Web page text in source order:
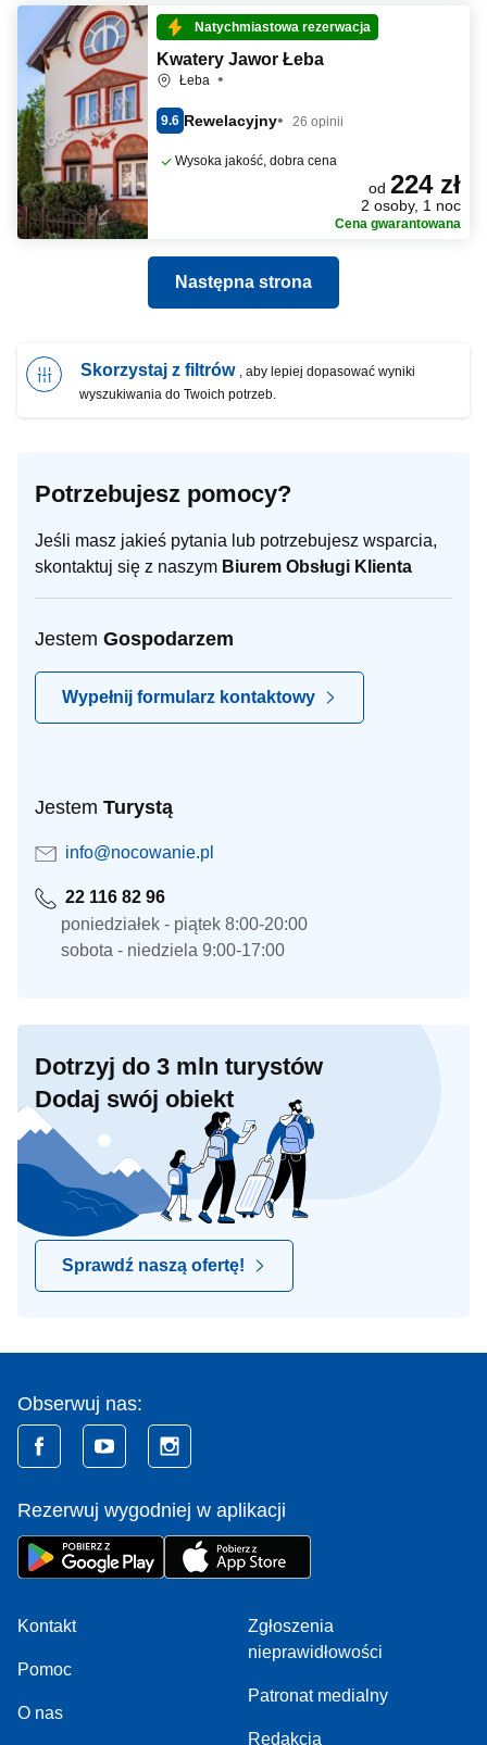
Natychmiastowa rezerwacja
Kwatery Jawor Łeba
Łeba
9.6 Rewelacyjny 26 opinii
Wysoka jakość, dobra cena
od 224 zł
2 osoby, 1 noc
Cena gwarantowana
Następna strona
Skorzystaj z filtrów , aby lepiej dopasować wyniki
wyszukiwania do Twoich potrzeb.
Potrzebujesz pomocy?
Jeśli masz jakieś pytania lub potrzebujesz wsparcia,
skontaktuj się z naszym Biurem Obsługi Klienta
Jestem Gospodarzem
Wypełnij formularz kontaktowy
Jestem Turystą
info@nocowanie.pl
22 116 82 96
poniedziałek - piątek 8:00-20:00
sobota - niedziela 9:00-17:00
Dotrzyj do 3 mln turystów
Dodaj swój obiekt
Sprawdź naszą ofertę!
Obserwuj nas:
Rezerwuj wygodniej w aplikacji
Kontakt
Pomoc
O nas
Zgłoszenia
nieprawidłowości
Patronat medialny
Redakcja